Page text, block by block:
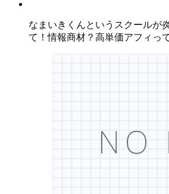
なまいきくんというスクールが
て！情報商材？高単価アフィっ